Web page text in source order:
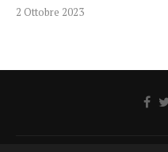
2 Ottobre 2023